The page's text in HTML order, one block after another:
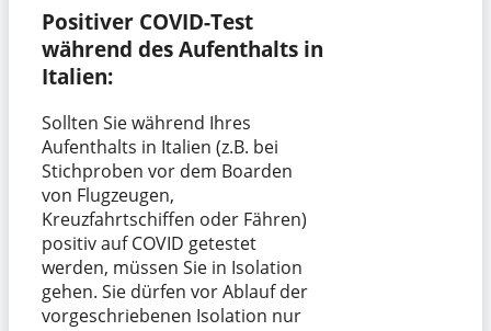
Positiver COVID-Test
während des Aufenthalts in
Italien:
Sollten Sie während Ihres
Aufenthalts in Italien (z.B. bei
Stichproben vor dem Boarden
von Flugzeugen,
Kreuzfahrtschiffen oder Fähren)
positiv auf COVID getestet
werden, müssen Sie in Isolation
gehen. Sie dürfen vor Ablauf der
vorgeschriebenen Isolation nur